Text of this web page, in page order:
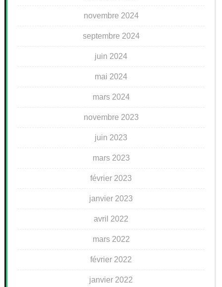
novembre 2024
septembre 2024
juin 2024
mai 2024
mars 2024
novembre 2023
juin 2023
mars 2023
février 2023
janvier 2023
avril 2022
mars 2022
février 2022
janvier 2022